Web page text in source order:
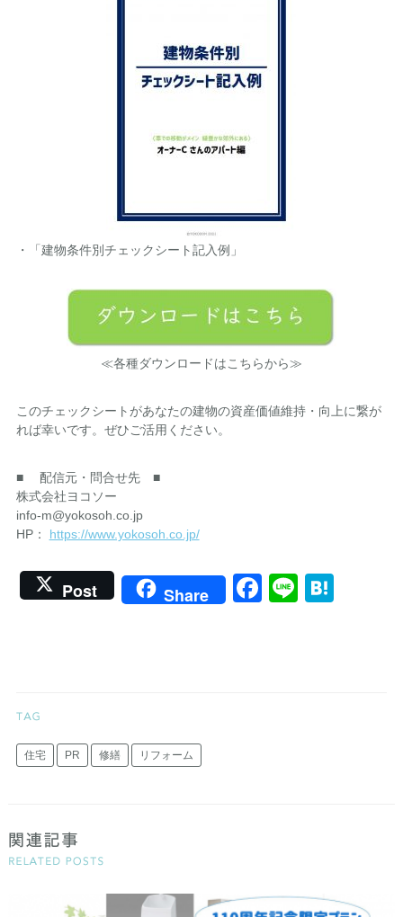
・「建物条件別チェックシート記入例」
≪各種ダウンロードはこちらから≫
このチェックシートがあなたの建物の資産価値維持・向上に繋が
れば幸いです。ぜひご活用ください。
■ 配信元・問合せ先 ■
株式会社ヨコソー
info-m@yokosoh.co.jp
HP： https://www.yokosoh.co.jp/
Post Share Facebook
Line
住宅 PR 修繕 リフォーム